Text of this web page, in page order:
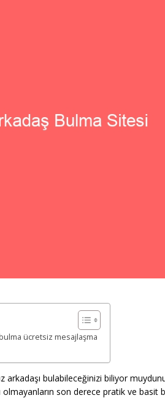
ücretsiz mesajlaşma
arkadaşı bulabileceğinizi biliyor
son derece pratik ve basit